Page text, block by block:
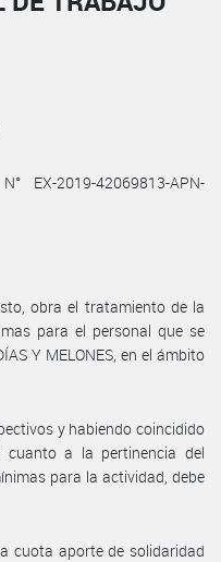
EX-2019-42069813-APN-
obra el tratamiento de la
para el personal que se
Y MELONES, en el ámbito
y habiendo coincidido
cuanto a la pertinencia del
para la actividad, debe
cuota aporte de solidaridad